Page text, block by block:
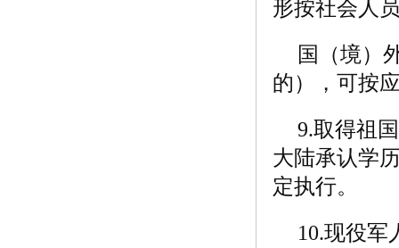
形按社会人
国（境）
的），可按
9.取得祖
大陆承认学
定执行。
10.现役军